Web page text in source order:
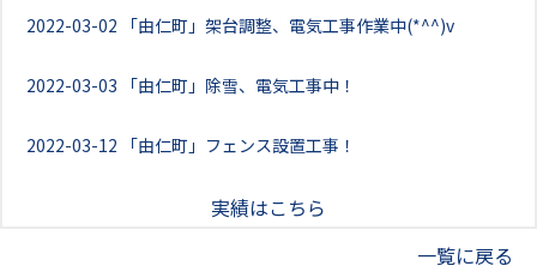
2022-03-02 「由仁町」架台調整、電気工事作業中(*^^)v
2022-03-03 「由仁町」除雪、電気工事中！
2022-03-12 「由仁町」フェンス設置工事！
実績はこちら
一覧に戻る